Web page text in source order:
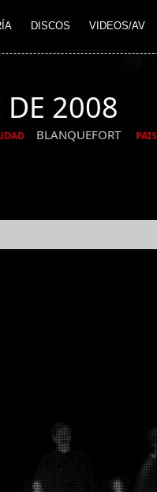
DISCOS VIDEOS/AV
DE 2008
BLANQUEFORT PAIS